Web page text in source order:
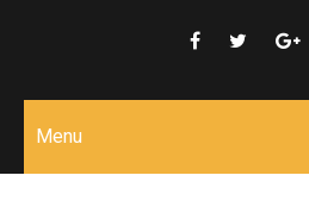
Menu